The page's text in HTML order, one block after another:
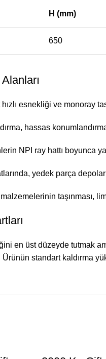
H (mm)
650
esnekliği ve monoray
hassas
NPI ray hattı boyunca
yedek parça
malzemelerinin taşınması,
en üst düzeyde tutmak
Ürünün standart kaldırma